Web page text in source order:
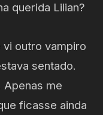
querida Lilian?
outro vampiro
sentado.
Apenas me
ficasse ainda